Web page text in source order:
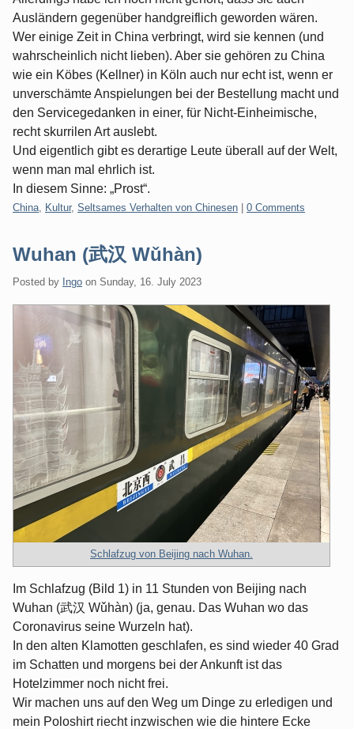
Ausländern gegenüber handgreiflich geworden wären.
Wer einige Zeit in China verbringt, wird sie kennen (und
wahrscheinlich nicht lieben). Aber sie gehören zu China
wie ein Köbes (Kellner) in Köln auch nur echt ist, wenn er
unverschämte Anspielungen bei der Bestellung macht und
den Servicegedanken in einer, für Nicht-Einheimische,
recht skurrilen Art auslebt.
Und eigentlich gibt es derartige Leute überall auf der Welt,
wenn man mal ehrlich ist.
In diesem Sinne: „Prost“.
Categories:
China Kultur, Seltsames Verhalten von Chinesen 0 Comments
Wuhan (武汉 Wǔhàn)
Posted by Ingo on Sunday, 16. July 2023
Schlafzug von Beijing nach Wuhan.
Im Schlafzug (Bild 1) in 11 Stunden von Beijing nach
Wuhan (武汉 Wǔhàn) (ja, genau. Das Wuhan wo das
Coronavirus seine Wurzeln hat).
In den alten Klamotten geschlafen, es sind wieder 40 Grad
im Schatten und morgens bei der Ankunft ist das
Hotelzimmer noch nicht frei.
Wir machen uns auf den Weg um Dinge zu erledigen und
mein Poloshirt riecht inzwischen wie die hintere Ecke